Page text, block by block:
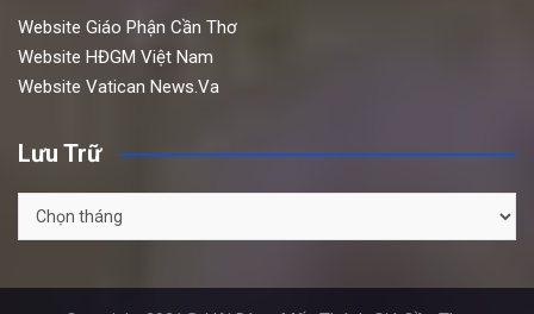
Website Giáo Phận Cần Thơ
Website HĐGM Việt Nam
Website Vatican News.Va
Lưu Trữ
Lưu
Trữ